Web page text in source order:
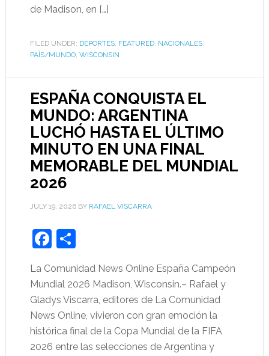
de Madison, en […]
FILED UNDER: DEPORTES, FEATURED, NACIONALES,
PAÍS/MUNDO, WISCONSIN
ESPAÑA CONQUISTA EL
MUNDO: ARGENTINA
LUCHÓ HASTA EL ÚLTIMO
MINUTO EN UNA FINAL
MEMORABLE DEL MUNDIAL
2026
JULY 19, 2026BY RAFAEL VISCARRA
Facebook
Share
La Comunidad News Online España Campeón
Mundial 2026 Madison, Wisconsin.– Rafael y
Gladys Viscarra, editores de La Comunidad
News Online, vivieron con gran emoción la
histórica final de la Copa Mundial de la FIFA
2026 entre las selecciones de Argentina y